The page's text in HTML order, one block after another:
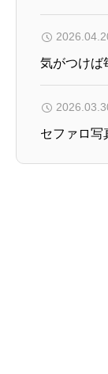
気がつけば
セファロ写